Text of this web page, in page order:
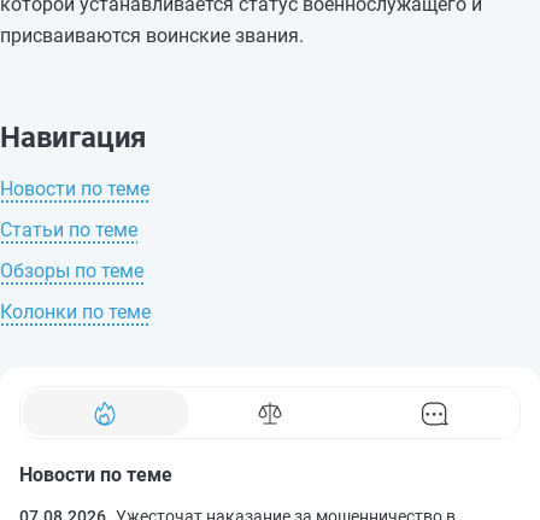
присваиваются воинские звания.
Новости по теме
Навигация
Новости по теме
Статьи по теме
Обзоры по теме
Колонки по теме